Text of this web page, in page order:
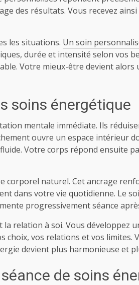
des résultats. Vous recevez
les situations. Un soin
durée et intensité selon vos
Votre mieux-être devient alors
soins énergétique
mentale immédiate. Ils
ouvre un espace intérieur
Votre corps répond ensuite
corporel naturel. Cet ancrage
dans votre vie quotidienne. Le
progressivement séance
relation à soi. Vous développez
choix, vos relations et vos limites.
devient plus harmonieuse et
de soins